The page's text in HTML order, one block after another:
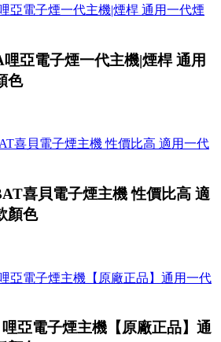
亞電子煙一代主機|煙桿 通用
色
喜貝電子煙主機 性價比高 適
顏色
亞電子煙主機【原廠正品】通